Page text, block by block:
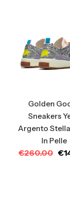
Golden
Sneakers
Argento
In Pelle
€260.00 €